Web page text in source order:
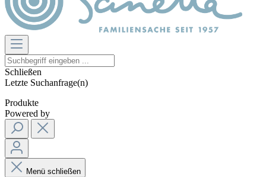
Schließen
Letzte Suchanfrage(n)
Produkte
Powered by
Menü schließen